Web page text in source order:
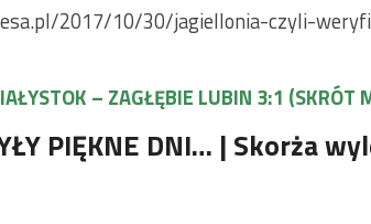
2017/10/30/jagiellonia-czyli-
– ZAGŁĘBIE LUBIN 3:1 (SKRÓT
PIĘKNE DNI… | Skorża